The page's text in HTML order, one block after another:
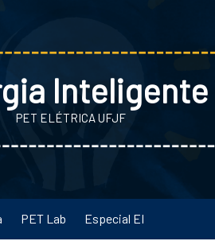
Inteligente
PET ELÉTRICA UFJF
PET Lab Especial EI